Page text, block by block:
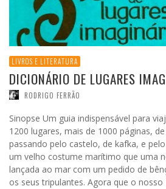
LIVROS E LITERATURA
DICIONÁRIO DE LUGARES
RODRIGO FERRÃO
Sinopse Um guia indispensável para
1200 lugares, mais de 1000 páginas,
passando pelo castelo, de kafka, e
um velho costume marítimo que uma
lançada ao mar com um pedido de
os seus tripulantes. Agora que o